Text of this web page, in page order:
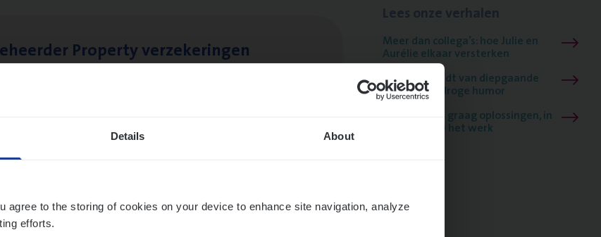
Details About
agree to the storing of cookies on your device to enhance site navigation, analyze
efforts.
Pro­per­ty verzekeringen Meer dan collega’s: hoe Julie en
Aurélie elkaar versterken
Mathias houdt van diepgaande
dossiers én droge humor
Thalia zoekt graag oplossingen, in
games én op het werk